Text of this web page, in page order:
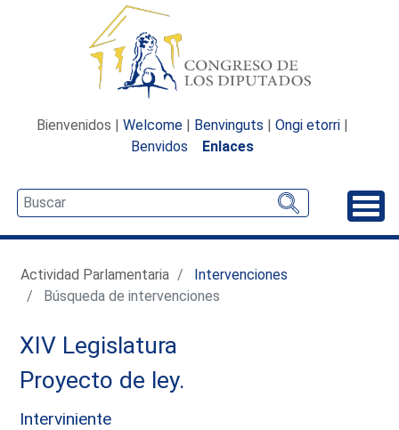
Bienvenidos | Welcome | Benvinguts | Ongi etorri |
Benvidos
Enlaces
Actividad Parlamentaria
Intervenciones
Búsqueda de intervenciones
XIV Legislatura
Proyecto de ley.
Interviniente